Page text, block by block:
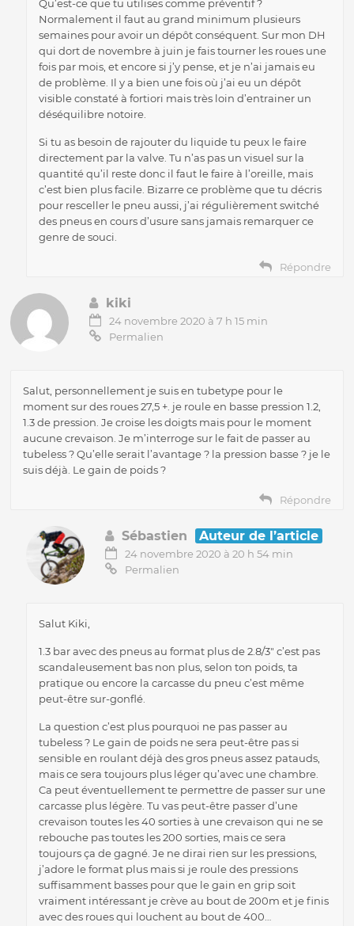
Qu’est-ce que tu utilises comme préventif ?
Normalement il faut au grand minimum plusieurs
semaines pour avoir un dépôt conséquent. Sur mon DH
qui dort de novembre à juin je fais tourner les roues une
fois par mois, et encore si j’y pense, et je n’ai jamais eu
de problème. Il y a bien une fois où j’ai eu un dépôt
visible constaté à fortiori mais très loin d’entrainer un
déséquilibre notoire.
Si tu as besoin de rajouter du liquide tu peux le faire
directement par la valve. Tu n’as pas un visuel sur la
quantité qu’il reste donc il faut le faire à l’oreille, mais
c’est bien plus facile. Bizarre ce problème que tu décris
pour resceller le pneu aussi, j’ai régulièrement switché
des pneus en cours d’usure sans jamais remarquer ce
genre de souci.
Répondre
kiki
24 novembre 2020 à 7 h 15 min
Permalien
Salut, personnellement je suis en tubetype pour le
moment sur des roues 27,5 +. je roule en basse pression 1.2,
1.3 de pression. Je croise les doigts mais pour le moment
aucune crevaison. Je m’interroge sur le fait de passer au
tubeless ? Qu’elle serait l’avantage ? la pression basse ? je le
suis déjà. Le gain de poids ?
Répondre
Sébastien Auteur de l’article
24 novembre 2020 à 20 h 54 min
Permalien
Salut Kiki,
1.3 bar avec des pneus au format plus de 2.8/3″ c’est pas
scandaleusement bas non plus, selon ton poids, ta
pratique ou encore la carcasse du pneu c’est même
peut-être sur-gonflé.
La question c’est plus pourquoi ne pas passer au
tubeless ? Le gain de poids ne sera peut-être pas si
sensible en roulant déjà des gros pneus assez patauds,
mais ce sera toujours plus léger qu’avec une chambre.
Ca peut éventuellement te permettre de passer sur une
carcasse plus légère. Tu vas peut-être passer d’une
crevaison toutes les 40 sorties à une crevaison qui ne se
rebouche pas toutes les 200 sorties, mais ce sera
toujours ça de gagné. Je ne dirai rien sur les pressions,
j’adore le format plus mais si je roule des pressions
suffisamment basses pour que le gain en grip soit
vraiment intéressant je crève au bout de 200m et je finis
avec des roues qui louchent au bout de 400…